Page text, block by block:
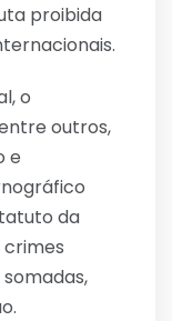
proibida
o
outros,
e
da
crimes